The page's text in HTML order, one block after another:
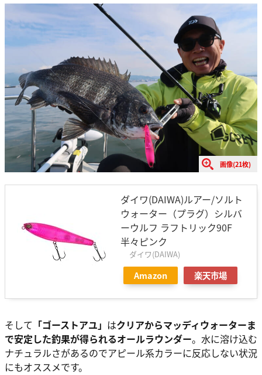
画像(21枚)
ダイワ(DAIWA)ルアー/ソルト
ウォーター（プラグ）シルバ
ーウルフ ラフトリック90F
半々ピンク
ダイワ(DAIWA)
Amazon 楽天市場
そして 「ゴーストアユ」 はクリアからマッディウォーターま
で安定した釣果が得られるオールラウンダー。水に溶け込む
ナチュラルさがあるのでアピール系カラーに反応しない状況
にもオススメです。